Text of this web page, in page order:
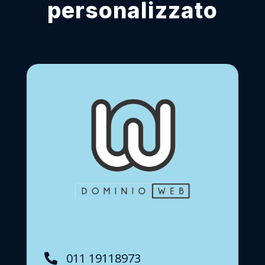
personalizzato
 011 19118973